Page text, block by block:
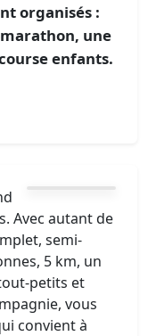
organisés :
une
enfants.
Avec autant de
semi-
5 km, un
petits et
vous
convient à